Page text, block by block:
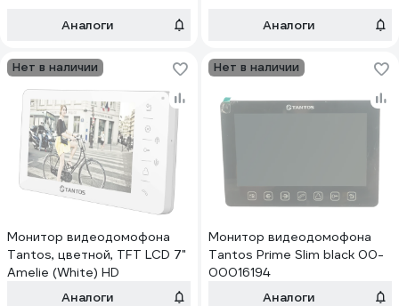
Аналоги
Аналоги
Нет в наличии
Монитор видеодомофона
Tantos, цветной, TFT LCD 7"
Amelie (White) HD
Аналоги
Нет в наличии
Монитор видеодомофона
Tantos Prime Slim black 00-
00016194
Аналоги